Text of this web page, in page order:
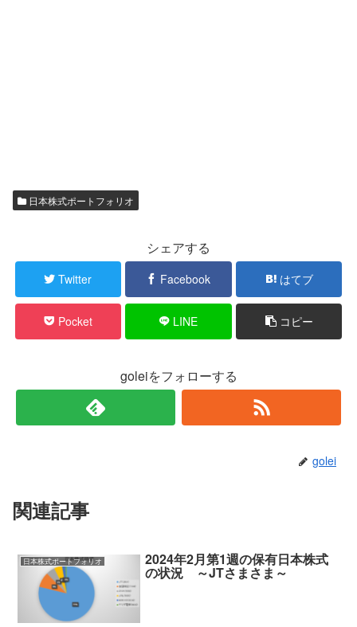
日本株式ポートフォリオ
シェアする
Twitter Facebook はてブ
Pocket LINE コピー
goleiをフォローする
golei
関連記事
日本株式ポートフォリオ 2024年2月第1週の保有日本株式
の状況 ～JTさまさま～